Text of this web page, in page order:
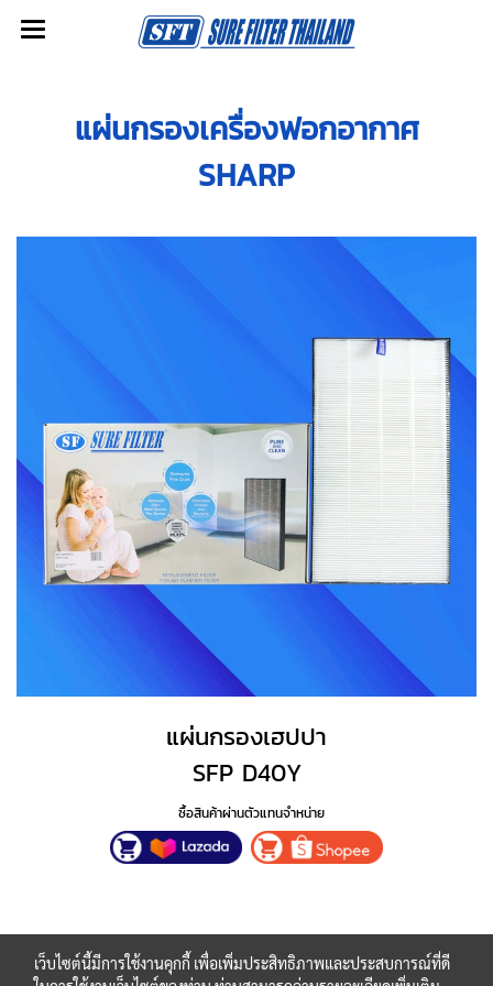
แผ่นกรองเครื่องฟอกอากาศ
SHARP
แผ่นกรองเฮปปา
SFP D40Y
ซื้อสินค้าผ่านตัวแทนจำหน่าย
เว็บไซต์นี้มีการใช้งานคุกกี้ เพื่อเพิ่มประสิทธิภาพและประสบการณ์ที่ดี